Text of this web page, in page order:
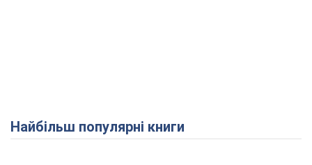
Найбільш популярні книги